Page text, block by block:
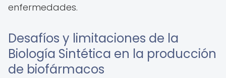
enfermedades.
Desafíos y limitaciones de la
Biología Sintética en la producción
de biofármacos